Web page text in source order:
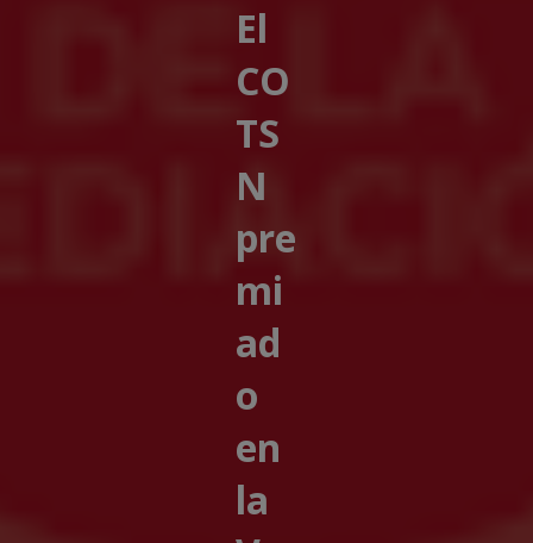
El
CO
TS
N
pre
mi
ad
o
en
la